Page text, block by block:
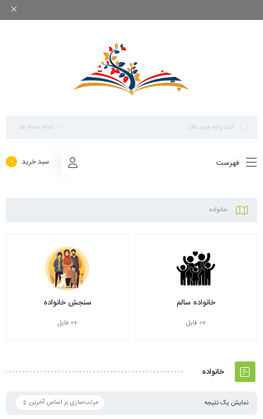
تمام دسته ها
سبد خرید 0 فهرست
خانواده
خانواده سالم
+0 فایل
سنجش خانواده
+0 فایل
خانواده
نمایش یک نتیجه